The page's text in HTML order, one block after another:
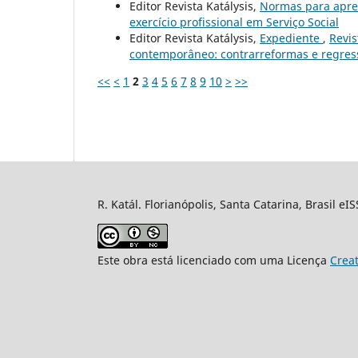
Editor Revista Katálysis, Normas para
exercício profissional em Serviço Social
Editor Revista Katálysis, Expediente ,
contemporâneo: contrarreformas e
<< < 1 2 3 4 5 6 7 8 9 10 > >>
R. Katál. Florianópolis, Santa Catarina, Brasil
Este obra está licenciado com uma Licença